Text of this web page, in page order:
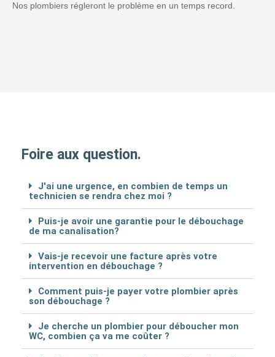
Nos plombiers régleront le problème en un temps record.
Foire aux question.
J'ai une urgence, en combien de temps un
technicien se rendra chez moi ?
Puis-je avoir une garantie pour le débouchage
de ma canalisation?
Vais-je recevoir une facture après votre
intervention en débouchage ?
Comment puis-je payer votre plombier après
son débouchage ?
Je cherche un plombier pour déboucher mon
WC, combien ça va me coûter ?